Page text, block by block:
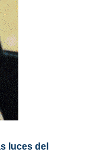
luces del